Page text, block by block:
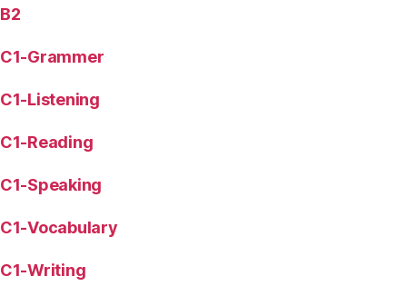
B2
C1-Grammer
C1-Listening
C1-Reading
C1-Speaking
C1-Vocabulary
C1-Writing